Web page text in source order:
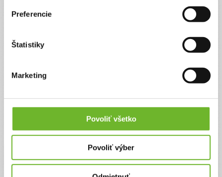
Preferencie
Štatistiky
Marketing
Povoliť všetko
Povoliť výber
Facebook
www.facebook.com/sportomkradosti/
Chcem podporiť
Zoznam darov (13)
Najvyšší dar:3700 € Priemerná výška daru:336.69 €
Dátum darovania Darca Typ daru Výška daru